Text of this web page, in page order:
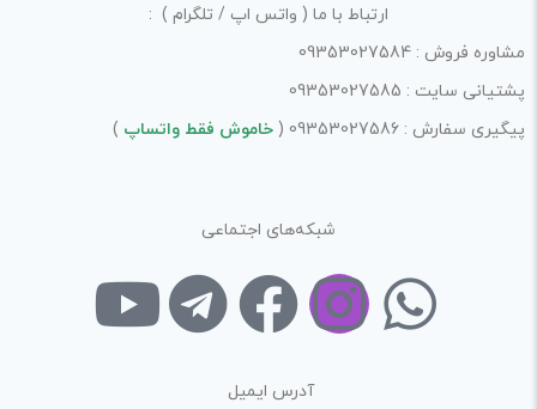
ارتباط با ما ( واتس اپ / تلگرام ) :
مشاوره فروش : 09353027584
پشتیانی سایت : 09353027585
پیگیری سفارش : 09353027586 (
خاموش فقط واتساپ )
شبکه‌های اجتماعی
آدرس ایمیل